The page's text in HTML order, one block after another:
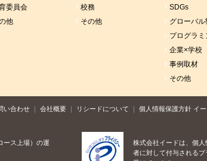
委員会
他
校務
その他
SDGs
グローバル
プログラミ
企業×学校
事例取材
その他
い合わせ 会社概要 リシードについて 個人情報保護方針 イ
ース上場）の運
株式会社イードは、個
者に対して付与される